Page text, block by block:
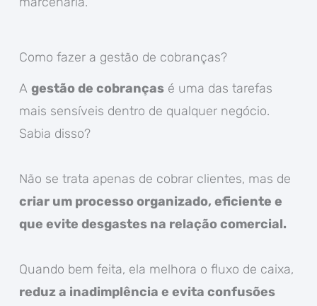
Como fazer a gestão de cobranças?
A gestão de cobrançasé uma das tarefas
mais sensíveis dentro de qualquer negócio.
Sabia disso?
Não se trata apenas de cobrar clientes, mas de
criar um processo organizado, eficiente e
que evite desgastes na relação comercial.
Quando bem feita, ela melhora o fluxo de caixa,
reduz a inadimplência e evita confusões